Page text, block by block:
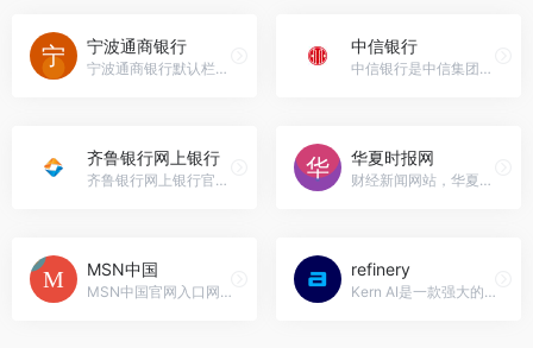
宁波通商银行
宁波通商银行默认栏目宁波通商银行官网入口网址
中信银行
中信银行是中信集团旗下最大子公司，您可通过中信银行官方网站了解并办理理财、私人银行、出国金融、申请信用卡、个人不动产抵押贷款等业务，为您提供一站式综合金融服务，让您快乐享不停！中信银行官网入口网址
齐鲁银行网上银行
齐鲁银行网上银行官网入口网址，1996年6月6日，在济南市16家城市信用社和1家城信社联社的基础上组建济南城市合作银行，1998年6月6日，更名为济南市商业银行股份有限公司，简称济南市商业银行，2004年9月8日，成功与澳洲联邦银行（CBA）的实现战略合作，2008年3月19日，首家异地分行 - 聊城分行开业，2008年11月30日，首家省外异地分行 - 天津分行开业，2009年6月6日，经中国银监会批准，正式更名为齐鲁银行股份有限公司，简称齐鲁银行。
华夏时报网
财经新闻网站，华夏时报网官网入口网址
MSN中国
MSN中国官网入口网址，MSN中文网是中国首家针对白领用户的门户网站，定位于时尚、娱乐、生活、服务，24小时滚动报道，同时提供MSN下载，MSN保护盾等MSN产品的官方下载及使用帮助。
refinery
Kern AI是一款强大的人工智能平台，通过数据建模和集成，可以使语言模型更加可靠和可信赖，适用于保险、法律和合规等行业。，refinery官网入口网址